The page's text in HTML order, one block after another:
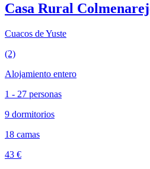
Casa Rural
Cuacos de Yuste
(2)
Alojamiento entero
1 - 27 personas
9 dormitorios
18 camas
43 €